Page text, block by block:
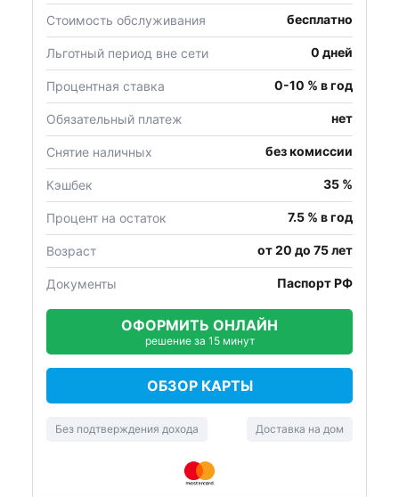
Стоимость обслуживания бесплатно
Льготный период вне сети 0 дней
Процентная ставка 0-10 % в год
Обязательный платеж нет
Снятие наличных без комиссии
Кэшбек 35 %
Процент на остаток 7.5 % в год
Возраст от 20 до 75 лет
Документы Паспорт РФ
ОФОРМИТЬ ОНЛАЙН
решение за 15 минут
ОБЗОР КАРТЫ
Без подтверждения дохода Доставка на дом